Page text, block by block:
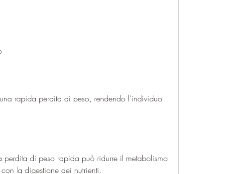
rapida perdita di peso, rendendo l'individuo
di peso rapida può ridurre il metabolismo
la digestione dei nutrienti.